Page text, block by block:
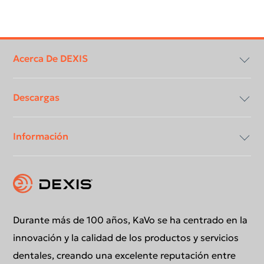
menu
Acerca De DEXIS
Contáctanos
Agenda una demostración
Descargas
Centro de Descargas
Descarga - Catálogo Equipos Grandes
Información
Conformidad y transparencia
Declaración de conformidad DICOM
Durante más de 100 años, KaVo se ha centrado en la
innovación y la calidad de los productos y servicios
dentales, creando una excelente reputación entre